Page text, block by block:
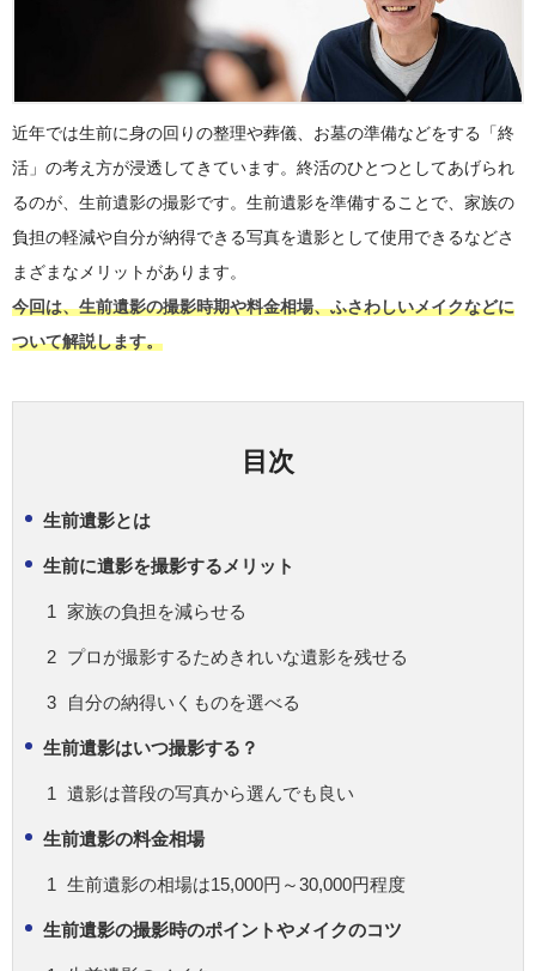
近年では生前に身の回りの整理や葬儀、お墓の準備などをする「終
活」の考え方が浸透してきています。終活のひとつとしてあげられ
るのが、生前遺影の撮影です。生前遺影を準備することで、家族の
負担の軽減や自分が納得できる写真を遺影として使用できるなどさ
まざまなメリットがあります。
今回は、生前遺影の撮影時期や料金相場、ふさわしいメイクなどに
ついて解説します。
目次
生前遺影とは
生前に遺影を撮影するメリット
家族の負担を減らせる
プロが撮影するためきれいな遺影を残せる
自分の納得いくものを選べる
生前遺影はいつ撮影する？
遺影は普段の写真から選んでも良い
生前遺影の料金相場
生前遺影の相場は15,000円～30,000円程度
生前遺影の撮影時のポイントやメイクのコツ